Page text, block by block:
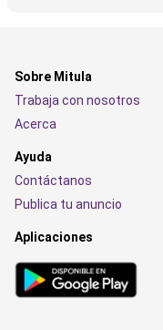
Sobre Mitula
Trabaja con nosotros
Acerca
Ayuda
Contáctanos
Publica tu anuncio
Aplicaciones